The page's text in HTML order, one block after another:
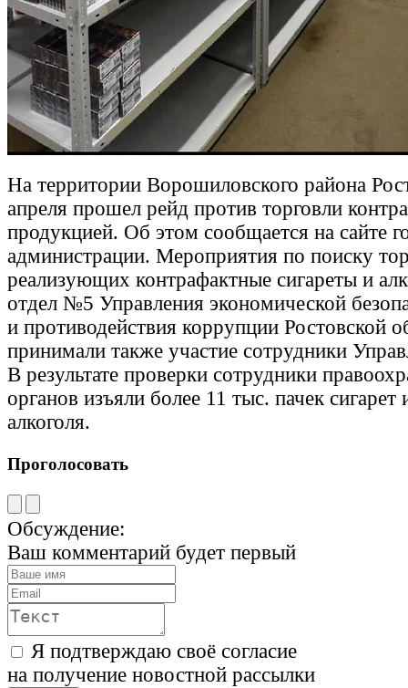
На территории Ворошиловского района
апреля прошел рейд против торговли
продукцией. Об этом сообщается на сайте
администрации. Мероприятия по поиску
реализующих контрафактные сигареты и
отдел №5 Управления экономической
и противодействия коррупции Ростовской
принимали также участие сотрудники
В результате проверки сотрудники
органов изъяли более 11 тыс. пачек
алкоголя.
Проголосовать
Обсуждение:
Ваш комментарий будет первый
Я подтверждаю своё согласие
на получение новостной рассылки